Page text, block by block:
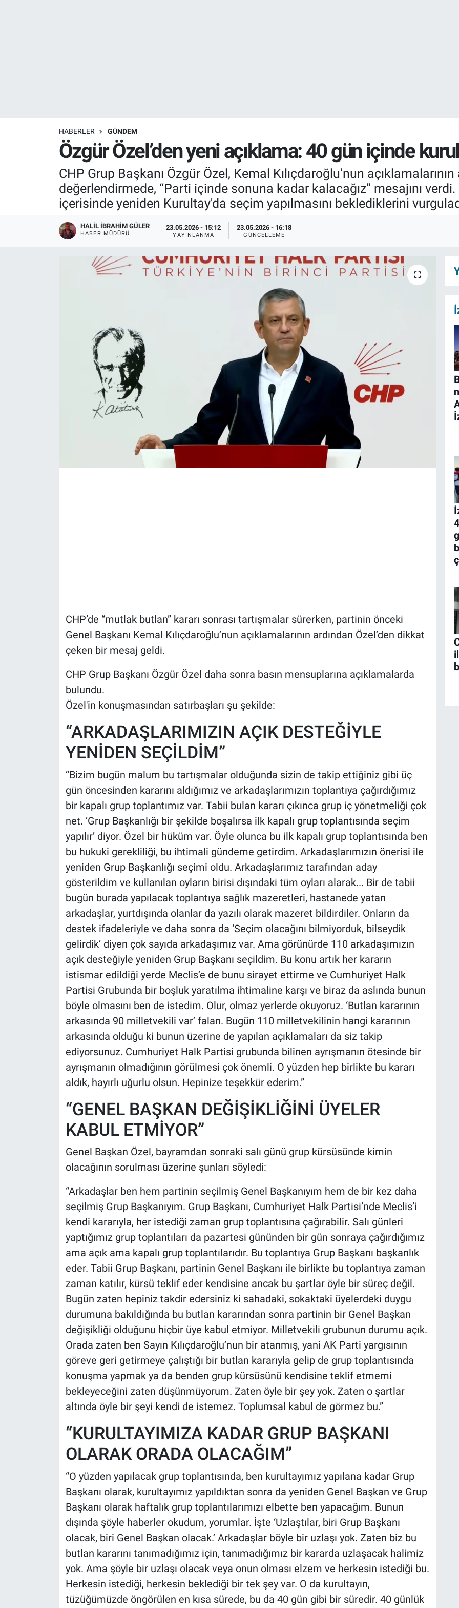
HABERLER GÜNDEM
Özgür Özel’den yeni açıklama: 40 gün içinde
CHP Grup Başkanı Özgür Özel, Kemal Kılıçdaroğlu’nun açıklamalarının
değerlendirmede, “Parti içinde sonuna kadar kalacağız” mesajını
içerisinde yeniden Kurultay'da seçim yapılmasını beklediklerini
HALIL İBRAHIM GÜLER
HABER MÜDÜRÜ
23.05.2026 - 15:12
YAYINLANMA
23.05.2026 - 16:18
GÜNCELLEME
CHP’de “mutlak butlan” kararı sonrası tartışmalar sürerken, partinin önceki
Genel Başkanı Kemal Kılıçdaroğlu’nun açıklamalarının ardından Özel’den dikkat
çeken bir mesaj geldi.
CHP Grup Başkanı Özgür Özel daha sonra basın mensuplarına açıklamalarda
bulundu.
Özel'in konuşmasından satırbaşları şu şekilde:
“ARKADAŞLARIMIZIN AÇIK DESTEĞİYLE
YENİDEN SEÇİLDİM”
“Bizim bugün malum bu tartışmalar olduğunda sizin de takip ettiğiniz gibi üç
gün öncesinden kararını aldığımız ve arkadaşlarımızın toplantıya çağırdığımız
bir kapalı grup toplantımız var. Tabii bulan kararı çıkınca grup iç yönetmeliği çok
net. ‘Grup Başkanlığı bir şekilde boşalırsa ilk kapalı grup toplantısında seçim
yapılır’ diyor. Özel bir hüküm var. Öyle olunca bu ilk kapalı grup toplantısında ben
bu hukuki gerekliliği, bu ihtimali gündeme getirdim. Arkadaşlarımızın önerisi ile
yeniden Grup Başkanlığı seçimi oldu. Arkadaşlarımız tarafından aday
gösterildim ve kullanılan oyların birisi dışındaki tüm oyları alarak... Bir de tabii
bugün burada yapılacak toplantıya sağlık mazeretleri, hastanede yatan
arkadaşlar, yurtdışında olanlar da yazılı olarak mazeret bildirdiler. Onların da
destek ifadeleriyle ve daha sonra da ‘Seçim olacağını bilmiyorduk, bilseydik
gelirdik’ diyen çok sayıda arkadaşımız var. Ama görünürde 110 arkadaşımızın
açık desteğiyle yeniden Grup Başkanı seçildim. Bu konu artık her kararın
istismar edildiği yerde Meclis’e de bunu sirayet ettirme ve Cumhuriyet Halk
Partisi Grubunda bir boşluk yaratılma ihtimaline karşı ve biraz da aslında bunun
böyle olmasını ben de istedim. Olur, olmaz yerlerde okuyoruz. ‘Butlan kararının
arkasında 90 milletvekili var’ falan. Bugün 110 milletvekilinin hangi kararının
arkasında olduğu ki bunun üzerine de yapılan açıklamaları da siz takip
ediyorsunuz. Cumhuriyet Halk Partisi grubunda bilinen ayrışmanın ötesinde bir
ayrışmanın olmadığının görülmesi çok önemli. O yüzden hep birlikte bu kararı
aldık, hayırlı uğurlu olsun. Hepinize teşekkür ederim.”
“GENEL BAŞKAN DEĞİŞİKLİĞİNİ ÜYELER
KABUL ETMİYOR”
Genel Başkan Özel, bayramdan sonraki salı günü grup kürsüsünde kimin
olacağının sorulması üzerine şunları söyledi:
“Arkadaşlar ben hem partinin seçilmiş Genel Başkanıyım hem de bir kez daha
seçilmiş Grup Başkanıyım. Grup Başkanı, Cumhuriyet Halk Partisi’nde Meclis’i
kendi kararıyla, her istediği zaman grup toplantısına çağırabilir. Salı günleri
yaptığımız grup toplantıları da pazartesi gününden bir gün sonraya çağırdığımız
ama açık ama kapalı grup toplantılarıdır. Bu toplantıya Grup Başkanı başkanlık
eder. Tabii Grup Başkanı, partinin Genel Başkanı ile birlikte bu toplantıya zaman
zaman katılır, kürsü teklif eder kendisine ancak bu şartlar öyle bir süreç değil.
Bugün zaten hepiniz takdir edersiniz ki sahadaki, sokaktaki üyelerdeki duygu
durumuna bakıldığında bu butlan kararından sonra partinin bir Genel Başkan
değişikliği olduğunu hiçbir üye kabul etmiyor. Milletvekili grubunun durumu açık.
Orada zaten ben Sayın Kılıçdaroğlu’nun bir atanmış, yani AK Parti yargısının
göreve geri getirmeye çalıştığı bir butlan kararıyla gelip de grup toplantısında
konuşma yapmak ya da benden grup kürsüsünü kendisine teklif etmemi
bekleyeceğini zaten düşünmüyorum. Zaten öyle bir şey yok. Zaten o şartlar
altında öyle bir şeyi kendi de istemez. Toplumsal kabul de görmez bu.”
“KURULTAYIMIZA KADAR GRUP BAŞKANI
OLARAK ORADA OLACAĞIM”
“O yüzden yapılacak grup toplantısında, ben kurultayımız yapılana kadar Grup
Başkanı olarak, kurultayımız yapıldıktan sonra da yeniden Genel Başkan ve Grup
Başkanı olarak haftalık grup toplantılarımızı elbette ben yapacağım. Bunun
dışında şöyle haberler okudum, yorumlar. İşte ‘Uzlaştılar, biri Grup Başkanı
olacak, biri Genel Başkan olacak.’ Arkadaşlar böyle bir uzlaşı yok. Zaten biz bu
butlan kararını tanımadığımız için, tanımadığımız bir kararda uzlaşacak halimiz
yok. Ama şöyle bir uzlaşı olacak veya onun olması elzem ve herkesin istediği bu.
Herkesin istediği, herkesin beklediği bir tek şey var. O da kurultayın,
tüzüğümüzde öngörülen en kısa sürede, bu da 40 gün gibi bir süredir. 40 günlük